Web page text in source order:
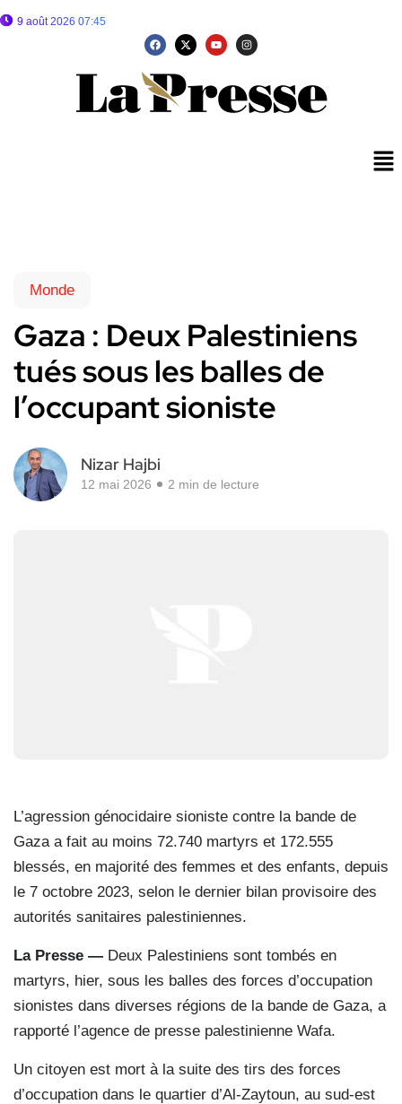
9 août 2026 07:45
Monde
Gaza : Deux Palestiniens
tués sous les balles de
l’occupant sioniste
Nizar Hajbi
12 mai 2026 2 min de lecture
L’agression génocidaire sioniste contre la bande de
Gaza a fait au moins 72.740 martyrs et 172.555
blessés, en majorité des femmes et des enfants, depuis
le 7 octobre 2023, selon le dernier bilan provisoire des
autorités sanitaires palestiniennes.
La Presse — Deux Palestiniens sont tombés en
martyrs, hier, sous les balles des forces d’occupation
sionistes dans diverses régions de la bande de Gaza, a
rapporté l’agence de presse palestinienne Wafa.
Un citoyen est mort à la suite des tirs des forces
d’occupation dans le quartier d’Al-Zaytoun, au sud-est